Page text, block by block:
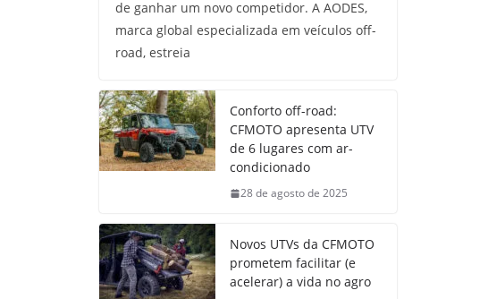
de ganhar um novo competidor. A AODES,
marca global especializada em veículos off-
road, estreia
Conforto off-road:
CFMOTO apresenta UTV
de 6 lugares com ar-
condicionado
28 de agosto de 2025
Novos UTVs da CFMOTO
prometem facilitar (e
acelerar) a vida no agro